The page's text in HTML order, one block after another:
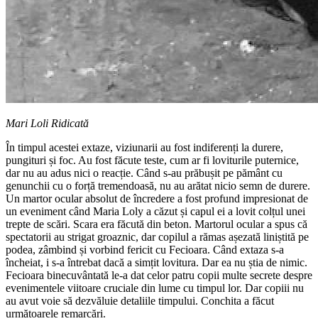
Mari Loli Ridicată
În timpul acestei extaze, viziunarii au fost indiferenți la durere,
pungituri și foc. Au fost făcute teste, cum ar fi loviturile puternice,
dar nu au adus nici o reacție. Când s-au prăbușit pe pământ cu
genunchii cu o forță tremendoasă, nu au arătat nicio semn de durere.
Un martor ocular absolut de încredere a fost profund impresionat de
un eveniment când Maria Loly a căzut și capul ei a lovit colțul unei
trepte de scări. Scara era făcută din beton. Martorul ocular a spus că
spectatorii au strigat groaznic, dar copilul a rămas așezată liniștită pe
podea, zâmbind și vorbind fericit cu Fecioara. Când extaza s-a
încheiat, i s-a întrebat dacă a simțit lovitura. Dar ea nu știa de nimic.
Fecioara binecuvântată le-a dat celor patru copii multe secrete despre
evenimentele viitoare cruciale din lume cu timpul lor. Dar copiii nu
au avut voie să dezvăluie detaliile timpului. Conchita a făcut
următoarele remarcări.